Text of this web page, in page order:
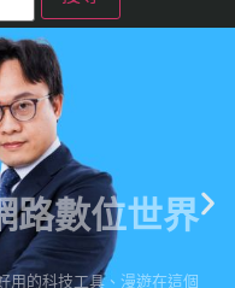
路數位世界
用的科技工具、漫遊在這個
廣大的數位花園。
| 雲端服務教學 | 生成式AI
教學 |